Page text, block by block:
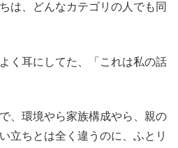
は、どんなカテゴリの人でも同
く耳にしてた、「これは私の話
、環境やら家族構成やら、親の
立ちとは全く違うのに、ふとリ